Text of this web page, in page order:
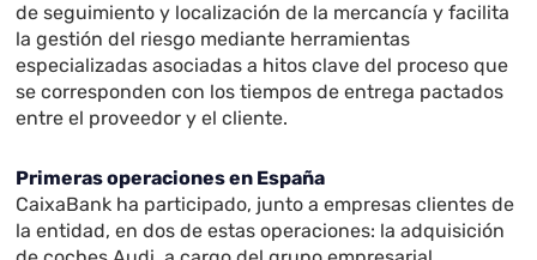
de seguimiento y localización de la mercancía y facilita
la gestión del riesgo mediante herramientas
especializadas asociadas a hitos clave del proceso que
se corresponden con los tiempos de entrega pactados
entre el proveedor y el cliente.
Primeras operaciones en España
CaixaBank ha participado, junto a empresas clientes de
la entidad, en dos de estas operaciones: la adquisición